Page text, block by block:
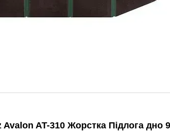
AT-310 Жорстка Підлога дно